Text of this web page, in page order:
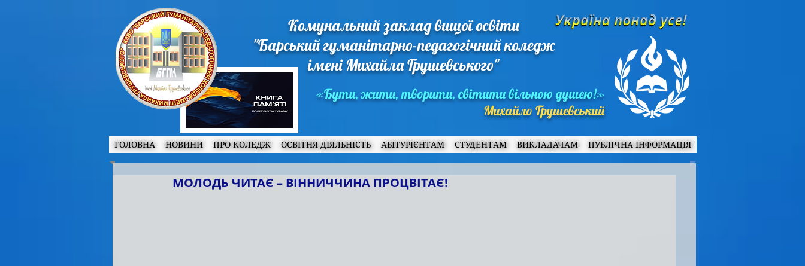
Комунальний заклад вищої освіти
"Барський гуманітарно-педагогічний коледж
імені Михайла Грушевського"
«Бути, жити, творити, світити вільною душею!»
Михайло Грушевський
ГОЛОВНА НОВИНИ ПРО КОЛЕДЖ ОСВІТНЯ ДІЯЛЬНІСТЬ АБІТУРІЄНТАМ СТУДЕНТАМ ВИКЛАДАЧАМ ПУБЛІЧНА ІНФОРМАЦІЯ
МОЛОДЬ ЧИТАЄ – ВІННИЧЧИНА ПРОЦВІТАЄ!